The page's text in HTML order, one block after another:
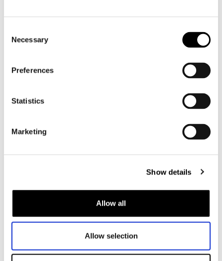
Selection
Necessary
Preferences
Statistics
Marketing
Show details
Allow all
Allow selection
Motorbroek dames
Motorhandschoenen dames
Motorlaarzen dames